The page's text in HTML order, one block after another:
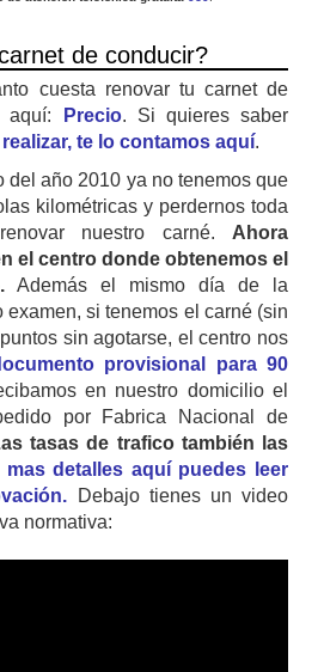
de conducir?
cuesta renovar tu carnet de
aquí:
Precio. Si quieres saber
te lo contamos aquí.
del año 2010 ya no tenemos que
kilométricas y perdernos toda
nuestro carné. Ahora
el centro donde obtenemos el
Además el mismo día de la
si tenemos el carné (sin
sin agotarse, el centro nos
provisional para 90
en nuestro domicilio el
por Fabrica Nacional de
tasas de trafico también las
mas detalles aquí puedes leer
Debajo tienes un video
normativa: